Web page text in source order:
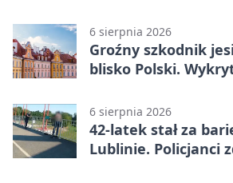
6 sierpnia 2026
Groźny szkodnik
blisko Polski.
6 sierpnia 2026
42-latek stał za
Lublinie. Policjanci